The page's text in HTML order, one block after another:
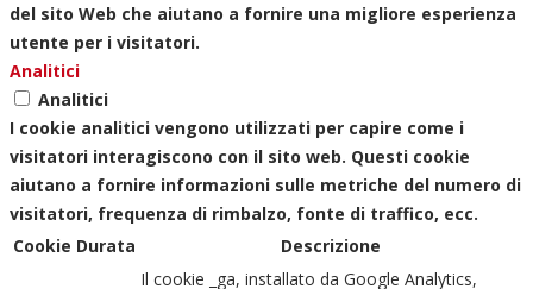
del sito Web che aiutano a fornire una migliore esperienza
utente per i visitatori.
Analitici
Analitici
I cookie analitici vengono utilizzati per capire come i
visitatori interagiscono con il sito web. Questi cookie
aiutano a fornire informazioni sulle metriche del numero di
visitatori, frequenza di rimbalzo, fonte di traffico, ecc.
Cookie Durata Descrizione
Il cookie _ga, installato da Google Analytics,